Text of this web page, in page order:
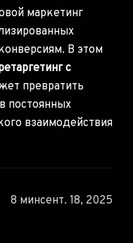
маркетинг
В этом
с
превратить
постоянных
взаимодействия
8 минсент. 18, 2025